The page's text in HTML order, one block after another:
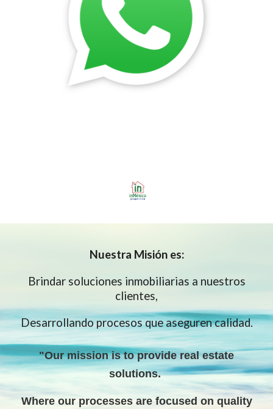
Nuestra Misión es:
Brindar soluciones inmobiliarias a nuestros
clientes,
Desarrollando procesos que aseguren calidad.
"Our mission is to provide real estate
solutions.
Where our processes are focused on quality